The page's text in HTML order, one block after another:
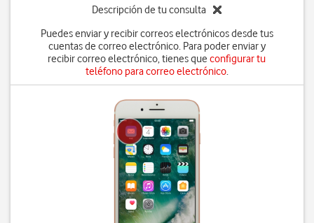
Descripción de tu consulta
Puedes enviar y recibir correos electrónicos desde tus
cuentas de correo electrónico. Para poder enviar y
recibir correo electrónico, tienes queconfigurar tu
teléfono para correo electrónico.